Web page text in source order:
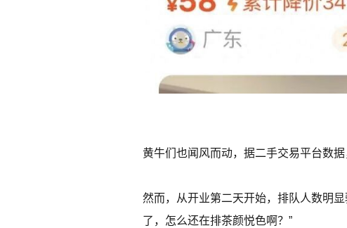
黄牛们也闻风而动，据二手交易平台数
然而，从开业第二天开始，排队人数明
了，怎么还在排茶颜悦色啊？”